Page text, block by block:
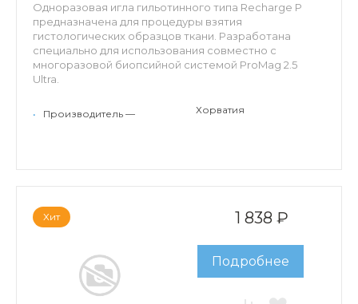
Одноразовая игла гильотинного типа Recharge P
предназначена для процедуры взятия
гистологических образцов ткани. Разработана
специально для использования совместно с
многоразовой биопсийной системой ProMag 2.5
Ultra.
Особенности: длина заборного лотка - 22мм,
трехгранная лазерная заточка, сантиметровые
• Производитель — Хорватия
Хит 1 838 ₽
Подробнее